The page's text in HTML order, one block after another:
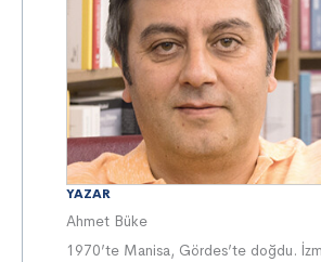
YAZAR
Ahmet Büke
1970’te Manisa, Gördes’te doğdu.